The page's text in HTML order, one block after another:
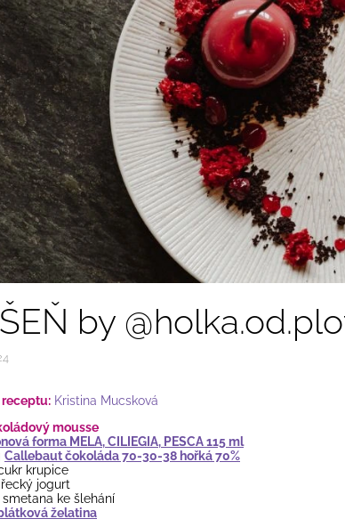
by
Kristina Mucsková
mousse
forma MELA, CILIEGIA, PESCA 115 ml
Callebaut čokoláda 70-30-38 hořká 70%
krupice
řecký jogurt
smetana ke šlehání
želatina